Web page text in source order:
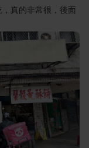
真的非常很，後面